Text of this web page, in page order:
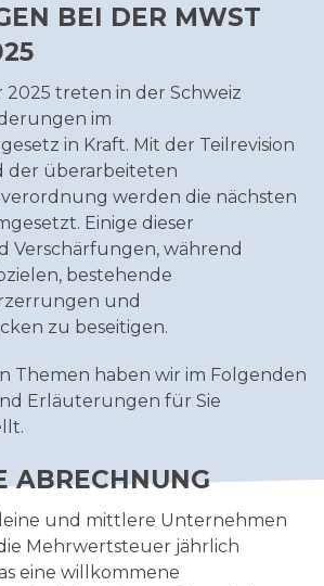
Steuerberatung
BEI DER MWST
2025 treten in der Schweiz
im
in Kraft. Mit der Teilrevision
der überarbeiteten
werden die nächsten
Einige dieser
Verschärfungen, während
bestehende
und
zu beseitigen.
Themen haben wir im Folgenden
Erläuterungen für Sie
ABRECHNUNG
und mittlere Unternehmen
Mehrwertsteuer jährlich
eine willkommene